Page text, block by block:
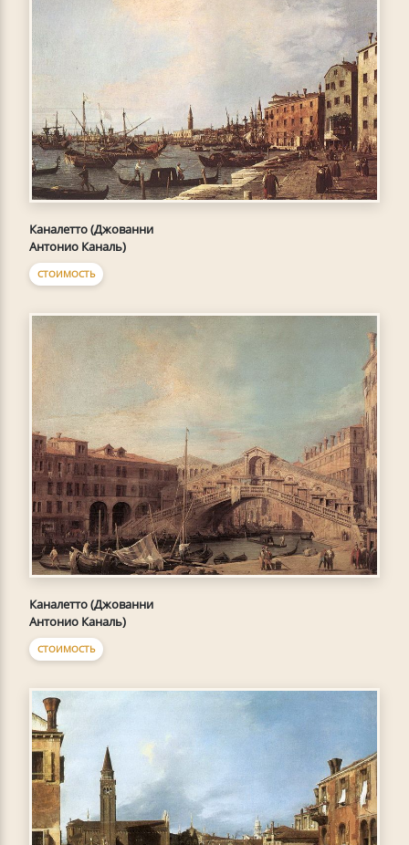
Каналетто (Джованни
Антонио Каналь)
СТОИМОСТЬ
Каналетто (Джованни
Антонио Каналь)
СТОИМОСТЬ